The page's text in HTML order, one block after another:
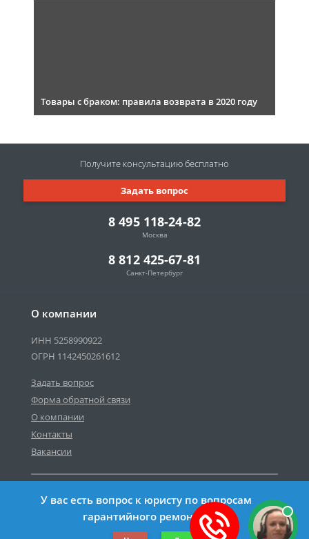
Товары с браком: правила возврата в 2020 году
О компании
ИНН 5258990922
ОГРН 1142450261612
Задать вопрос
Форма обратной связи
О компании
Контакты
Вакансии
©2019-2026 Все права защищены.
Карта сайта
Политика персональных данных
8 495 118-24-82
Москва
8 812 425-67-81
Санкт-Петербург
Задать вопрос
Получите консультациюбесплатно
У вас есть вопрос к юристу по вопросам
гарантийного ремонта?